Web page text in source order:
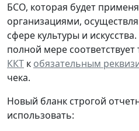
БСО, которая будет
организациями,
сфере культуры и
полной мере
ККТ к обязательным
чека.
Новый бланк строгой
использовать: